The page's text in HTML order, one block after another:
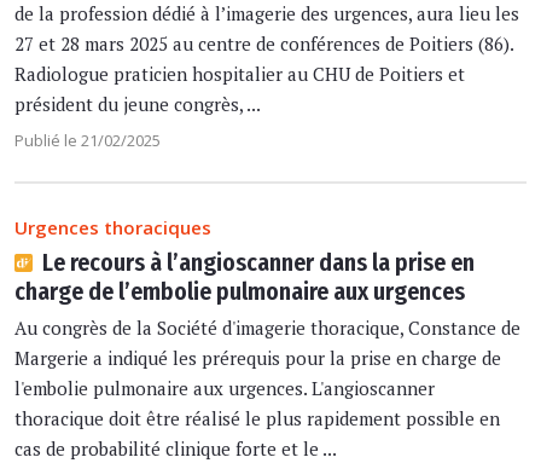
de la profession dédié à l’imagerie des urgences, aura lieu les
27 et 28 mars 2025 au centre de conférences de Poitiers (86).
Radiologue praticien hospitalier au CHU de Poitiers et
président du jeune congrès, ...
Publié le 21/02/2025
Urgences thoraciques
Le recours à l’angioscanner dans la prise en
charge de l’embolie pulmonaire aux urgences
Au congrès de la Société d'imagerie thoracique, Constance de
Margerie a indiqué les prérequis pour la prise en charge de
l'embolie pulmonaire aux urgences. L'angioscanner
thoracique doit être réalisé le plus rapidement possible en
cas de probabilité clinique forte et le ...